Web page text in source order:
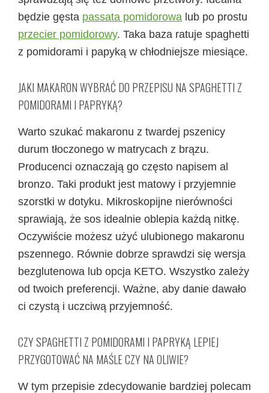
będzie gęsta passata pomidorowa lub po prostu
przecier pomidorowy. Taka baza ratuje spaghetti
z pomidorami i papyką w chłodniejsze miesiące.
JAKI MAKARON WYBRAĆ DO PRZEPISU NA SPAGHETTI Z
POMIDORAMI I PAPRYKĄ?
Warto szukać makaronu z twardej pszenicy
durum tłoczonego w matrycach z brązu.
Producenci oznaczają go często napisem al
bronzo. Taki produkt jest matowy i przyjemnie
szorstki w dotyku. Mikroskopijne nierówności
sprawiają, że sos idealnie oblepia każdą nitkę.
Oczywiście możesz użyć ulubionego makaronu
pszennego. Równie dobrze sprawdzi się wersja
bezglutenowa lub opcja KETO. Wszystko zależy
od twoich preferencji. Ważne, aby danie dawało
ci czystą i uczciwą przyjemność.
CZY SPAGHETTI Z POMIDORAMI I PAPRYKĄ LEPIEJ
PRZYGOTOWAĆ NA MAŚLE CZY NA OLIWIE?
W tym przepisie zdecydowanie bardziej polecam